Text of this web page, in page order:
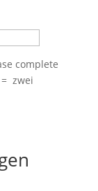
complete
= zwei